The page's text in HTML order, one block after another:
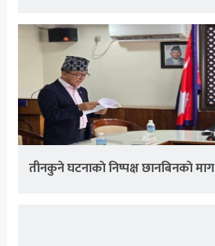
तीनकुने घटनाकाे निष्पक्ष छानबिनकाे माग